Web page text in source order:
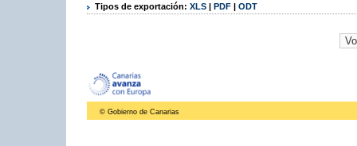
Tipos de exportación: XLS | PDF | ODT
© Gobierno de Canarias